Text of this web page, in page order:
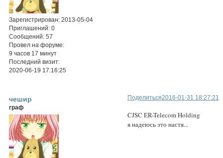
Зарегистрирован: 2013-05-04
Приглашений: 0
Сообщений: 57
Провел на форуме:
9 часов 17 минут
Последний визит:
2020-06-19 17:16:25
Поделиться2016-01-31 18:27:21
чешир
граф
CJSC ER-Telecom Holding
я надеюсь это настя...